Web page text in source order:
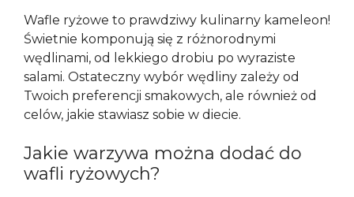
Wafle ryżowe to prawdziwy kulinarny kameleon!
Świetnie komponują się z różnorodnymi
wędlinami, od lekkiego drobiu po wyraziste
salami. Ostateczny wybór wędliny zależy od
Twoich preferencji smakowych, ale również od
celów, jakie stawiasz sobie w diecie.
Jakie warzywa można dodać do
wafli ryżowych?